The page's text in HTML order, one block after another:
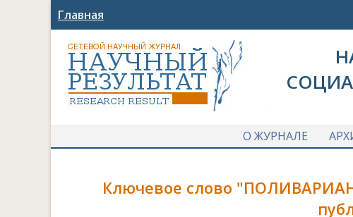
Главная
О ЖУРНАЛЕ
Ключевое слово